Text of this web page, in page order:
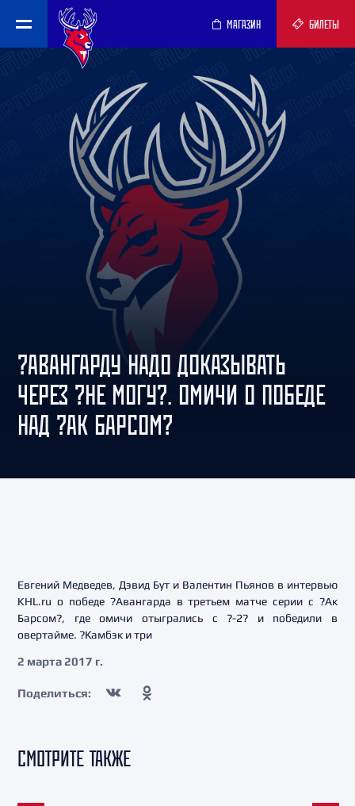
МАГАЗИН БИЛЕТЫ
?АВАНГАРДУ НАДО ДОКАЗЫВАТЬ
ЧЕРЕЗ ?НЕ МОГУ?. ОМИЧИ О ПОБЕДЕ
НАД ?АК БАРСОМ?
Евгений Медведев, Дэвид Бут и Валентин Пьянов в интервью
KHL.ru о победе ?Авангарда в третьем матче серии с ?Ак
Барсом?, где омичи отыгрались с ?-2? и победили в
овертайме. ?Камбэк и три
2 марта 2017 г.
Поделиться:
СМОТРИТЕ ТАКЖЕ